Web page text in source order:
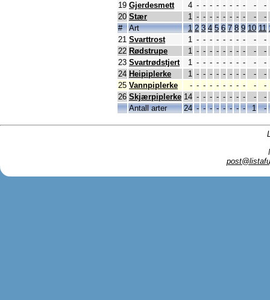
19 Gjerdesmett 4 - - - - - - - - -
-
20 Stær 1 - - - - - - - - -
-
#
Art 1 2 3 4 5 6 7 8 9 10 11
21 Svarttrost 1 - - - - - - - - -
-
22 Rødstrupe 1 - - - - - - - - -
-
23 Svartrødstjert 1 - - - - - - - - -
-
24 Heipiplerke 1 - - - - - - - - -
-
25 Vannpiplerke - - - - - - - - - -
-
26 Skjærpiplerke 14 - - - - - - - - -
-
Antall arter
24 - - - - - - - - 1 -